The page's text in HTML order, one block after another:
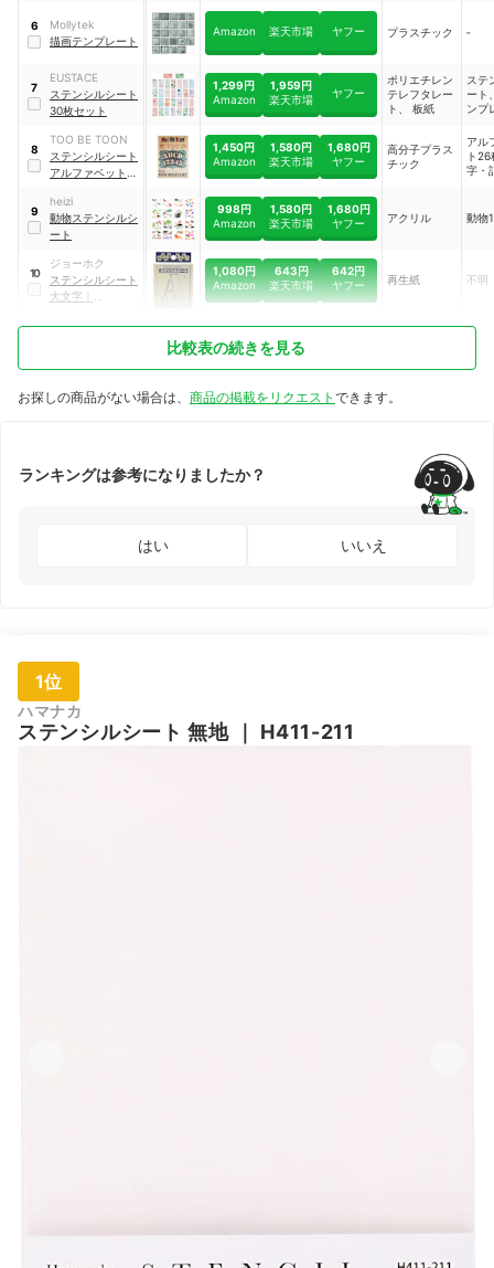
6
Mollytek
描画テンプレート
Amazon 楽天市場 ヤフー プラスチック ‐
7
EUSTACE
ステンシルシート
30枚セット
1,299円
Amazon
1,959円
楽天市場
ヤフー
ポリエチレン
テレフタレー
ト、 板紙
ステ
ート
ンプ
アル
ト、
ス、
帳、
レー
8
TOO BE TOON
ステンシルシート
アルファベット大
OLD MILITARY
SSOMcm
1,450円
Amazon
1,580円
楽天市場
1,680円
ヤフー
高分子プラス
チック
アル
ト
字・
枚、
号各
9
heizi
動物ステンシルシ
ート
998円
Amazon
1,580円
楽天市場
1,680円
ヤフー
アクリル 動物
10
ジョーホク
ステンシルシート
大文字
1,080円
Amazon
643円
楽天市場
642円
ヤフー
再生紙 不明
比較表の続きを見る
お探しの商品がない場合は、 商品の掲載をリクエスト できます。
ランキングは参考になりましたか？
はい いいえ
1位
ハマナカ
ステンシルシート 無地｜ H411-211